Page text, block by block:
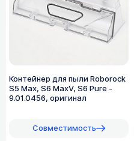
Контейнер для пыли Roborock
S5 Max, S6 MaxV, S6 Pure -
9.01.0456, оригинал
Совместимость